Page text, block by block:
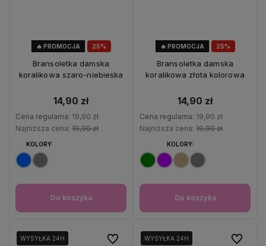
25%
🔥 PROMOCJA
Bransoletka damska
koralikowa szaro-niebieska
14,90 zł
Cena regularna: 19,90 zł
Najniższa cena: 19,90 zł
KOLORY:
Do koszyka
25%
🔥 PROMOCJA
Bransoletka damska
koralikowa złota kolorowa
14,90 zł
Cena regularna: 19,90 zł
Najniższa cena: 19,90 zł
KOLORY:
Do koszyka
WYSYŁKA 24H
WYSYŁKA 24H Do ulubionychWYSYŁKA 24H
WYSYŁKA 24H Do